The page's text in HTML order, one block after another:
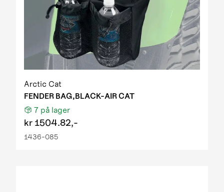
Arctic Cat
FENDER BAG,BLACK-AIR CAT
7 på lager
kr 1504.82,-
1436-085